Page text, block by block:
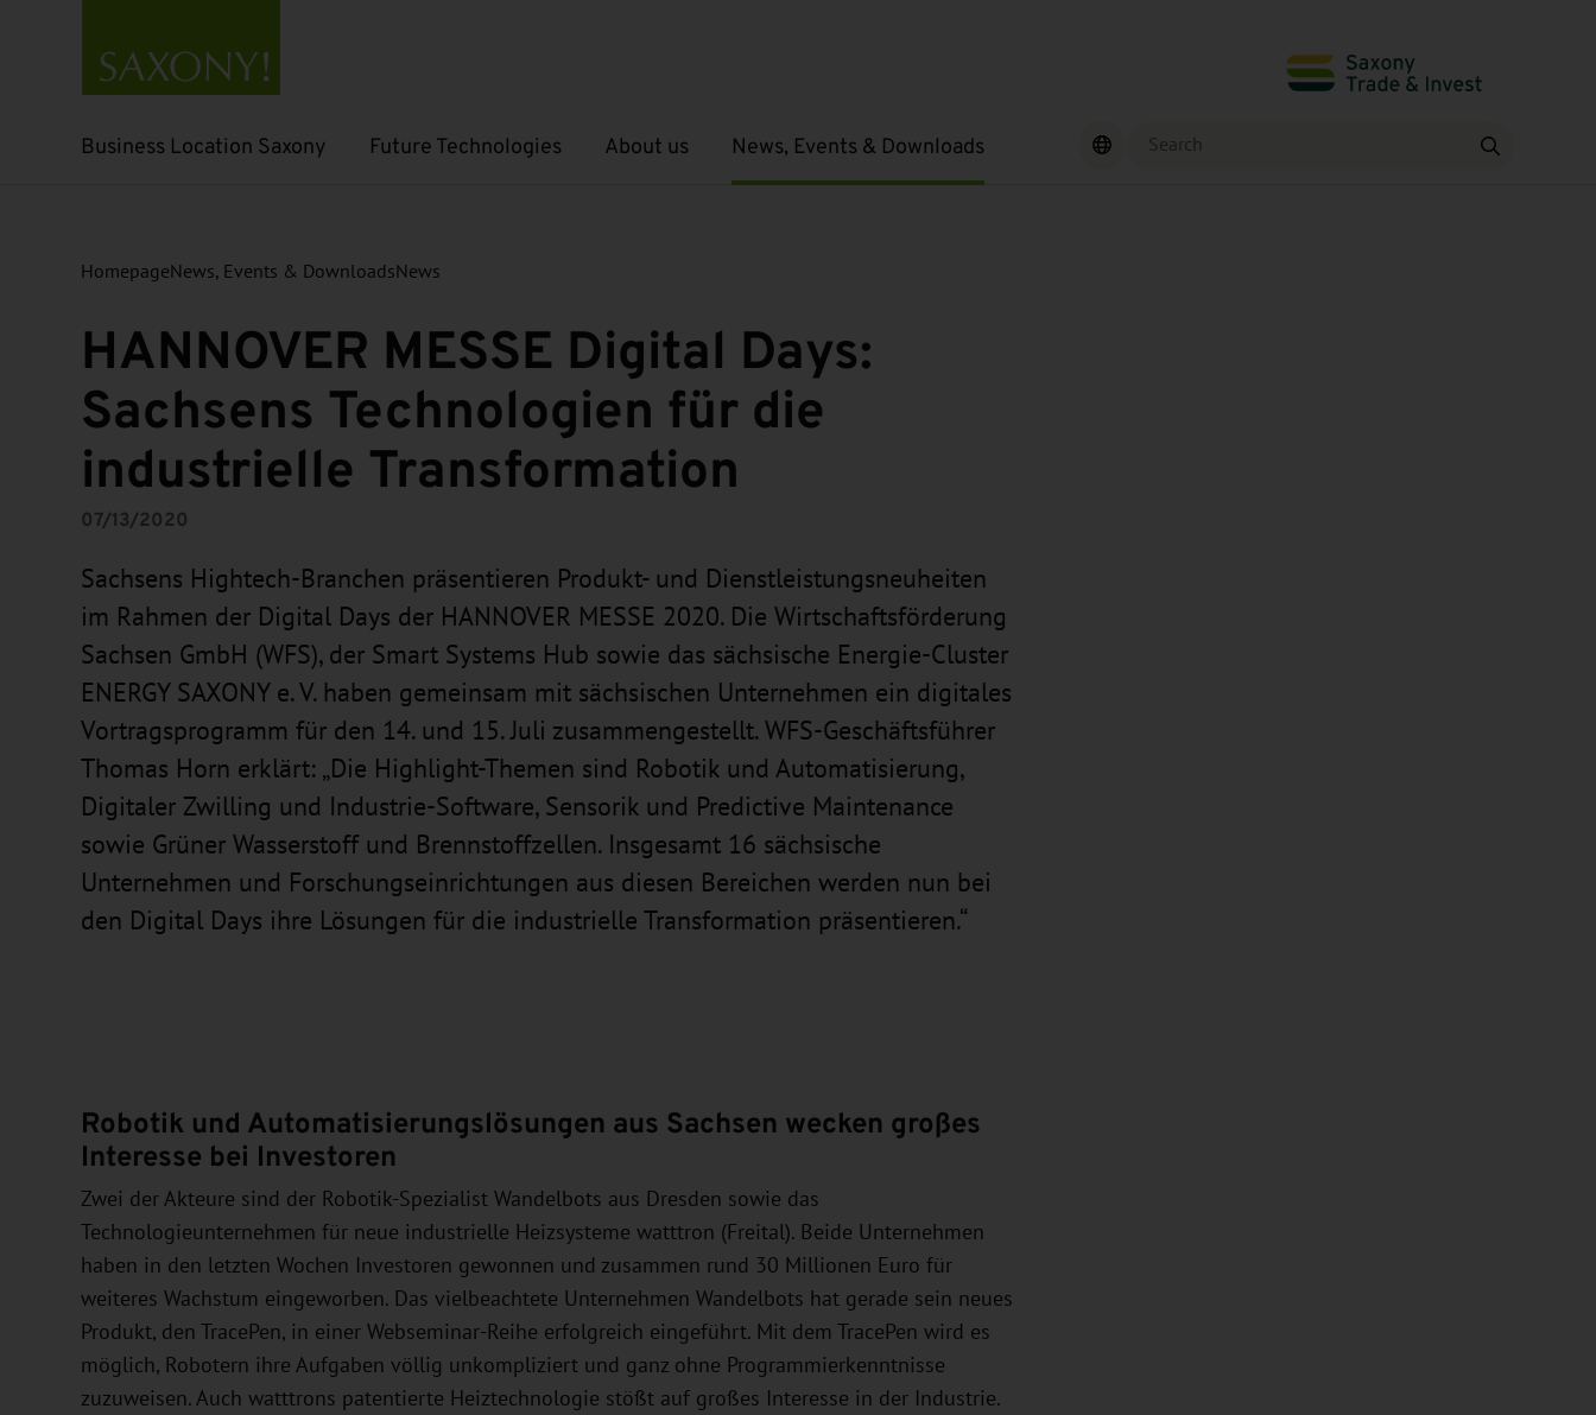
Business Location Saxony
Open submenu Future Technologies
Open submenu About us
Open submenu News, Events & Downloads
Open submenu Find
HomepageNews, Events & DownloadsNews
HANNOVER MESSE Digital Days:
Sachsens Technologien für die
industrielle Transformation
07/13/2020
Sachsens Hightech-Branchen präsentieren Produkt- und Dienstleistungsneuheiten
im Rahmen der Digital Days der HANNOVER MESSE 2020. Die Wirtschaftsförderung
Sachsen GmbH (WFS), der Smart Systems Hub sowie das sächsische Energie-Cluster
ENERGY SAXONY e. V. haben gemeinsam mit sächsischen Unternehmen ein digitales
Vortragsprogramm für den 14. und 15. Juli zusammengestellt. WFS-Geschäftsführer
Thomas Horn erklärt: „Die Highlight-Themen sind Robotik und Automatisierung,
Digitaler Zwilling und Industrie-Software, Sensorik und Predictive Maintenance
sowie Grüner Wasserstoff und Brennstoffzellen. Insgesamt 16 sächsische
Unternehmen und Forschungseinrichtungen aus diesen Bereichen werden nun bei
den Digital Days ihre Lösungen für die industrielle Transformation präsentieren.“
Robotik und Automatisierungslösungen aus Sachsen wecken großes
Interesse bei Investoren
Zwei der Akteure sind der Robotik-Spezialist Wandelbots aus Dresden sowie das
Technologieunternehmen für neue industrielle Heizsysteme watttron (Freital). Beide Unternehmen
haben in den letzten Wochen Investoren gewonnen und zusammen rund 30 Millionen Euro für
weiteres Wachstum eingeworben. Das vielbeachtete Unternehmen Wandelbots hat gerade sein neues
Produkt, den TracePen, in einer Webseminar-Reihe erfolgreich eingeführt. Mit dem TracePen wird es
möglich, Robotern ihre Aufgaben völlig unkompliziert und ganz ohne Programmierkenntnisse
zuzuweisen. Auch watttrons patentierte Heiztechnologie stößt auf großes Interesse in der Industrie.